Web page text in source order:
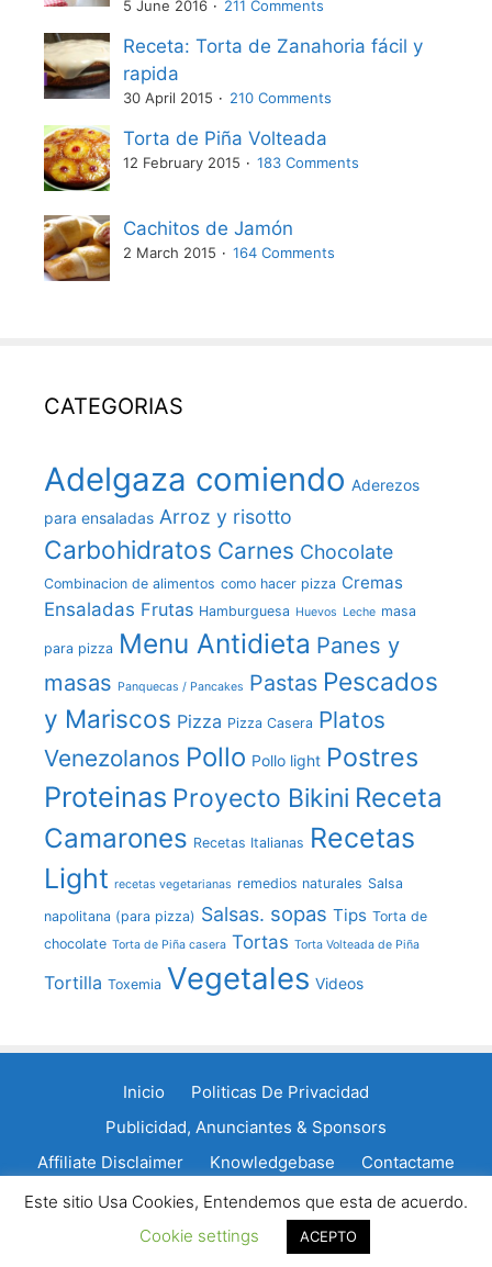
5 June 2016 211 Comments
Receta: Torta de Zanahoria fácil y
rapida
30 April 2015 210 Comments
Torta de Piña Volteada
12 February 2015 183 Comments
Cachitos de Jamón
2 March 2015 164 Comments
CATEGORIAS
Adelgaza comiendo Aderezos
para ensaladas Arroz y risotto
Carbohidratos Carnes Chocolate
Combinacion de alimentos como hacer pizza Cremas
Ensaladas Frutas Hamburguesa Huevos Leche masa
para pizza Menu Antidieta Panes y
masas Panquecas / Pancakes Pastas Pescados
y Mariscos Pizza Pizza Casera Platos
Venezolanos Pollo Pollo light Postres
Proteinas Proyecto Bikini Receta
Camarones Recetas Italianas Recetas
Light recetas vegetarianas remedios naturales Salsa
napolitana (para pizza) Salsas. sopas Tips Torta de
chocolate Torta de Piña casera Tortas Torta Volteada de Piña
Tortilla Toxemia Vegetales Videos
Inicio
Politicas De Privacidad
Publicidad, Anunciantes & Sponsors
Affiliate Disclaimer
Knowledgebase
Contactame
Política de cookies
© 2011 - 2026 LaCocinadeGisele.com
Este sitio Usa Cookies, Entendemos que esta de acuerdo.
Cookie settings
ACEPTO